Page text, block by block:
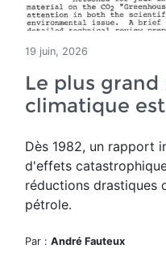
19 juin, 2026
Le plus
climatique
Dès 1982, un rapport
d'effets
réductions drastiques
pétrole.
Par : André Fauteux